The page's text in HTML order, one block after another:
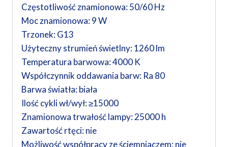
Częstotliwość znamionowa: 50/60 Hz
Moc znamionowa: 9 W
Trzonek: G13
Użyteczny strumień świetlny: 1260 lm
Temperatura barwowa: 4000 K
Współczynnik oddawania barw: Ra 80
Barwa światła: biała
Ilość cykli wł/wył: ≥15000
Znamionowa trwałość lampy: 25000 h
Zawartość rtęci: nie
Możliwość współpracy ze ściemniaczem: nie